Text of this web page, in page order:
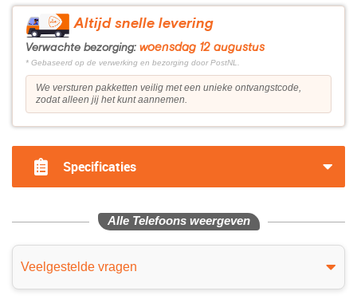
Altijd snelle levering
Verwachte bezorging: woensdag 12 augustus
* Gebaseerd op de verwerking en bezorging door PostNL.
We versturen pakketten veilig met een unieke ontvangstcode,
zodat alleen jij het kunt aannemen.
Specificaties
Alle Telefoons weergeven
Veelgestelde vragen